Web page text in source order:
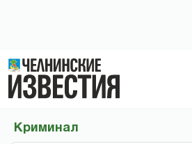
Криминал